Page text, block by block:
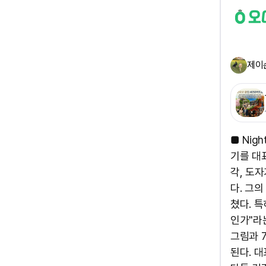
제이
■ Night
기를 대
각, 도
다. 그
쳤다.
인가"라
그림과
된다. 대